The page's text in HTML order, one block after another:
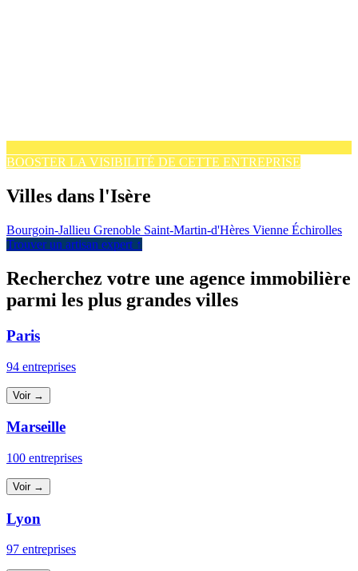
BOOSTER LA VISIBILITÉ DE CETTE ENTREPRISE
Villes dans l'Isère
Bourgoin-Jallieu Grenoble Saint-Martin-d'Hères Vienne Échirolles
Trouver un artisan expert ↑
Recherchez votre une agence immobilière
parmi les plus grandes villes
Paris
94 entreprises
Voir →
Marseille
100 entreprises
Voir →
Lyon
97 entreprises